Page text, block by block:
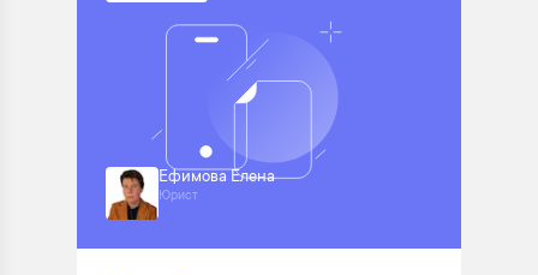
Ефимова Елена
Юрист